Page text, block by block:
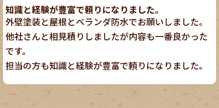
知識と経験が豊富で頼りになりました。
外壁塗装と屋根とベランダ防水でお願いしました。
他社さんと相見積りしましたが内容も一番良かった
です。
担当の方も知識と経験が豊富で頼りになりました。